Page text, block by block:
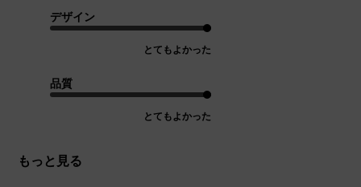
デザイン
とてもよかった
品質
とてもよかった
もっと見る